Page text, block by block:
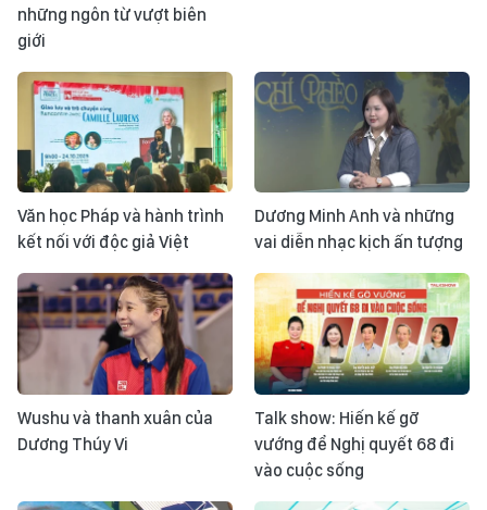
những ngôn từ vượt biên
giới
Văn học Pháp và hành trình
kết nối với độc giả Việt
Dương Minh Anh và những
vai diễn nhạc kịch ấn tượng
Wushu và thanh xuân của
Dương Thúy Vi
Talk show: Hiến kế gỡ
vướng để Nghị quyết 68 đi
vào cuộc sống